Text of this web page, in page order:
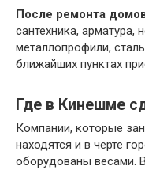
После ремонта
сантехника,
металлопрофили,
ближайших пунктах
Где в Кинешме
Компании, которые
находятся и в черте
оборудованы весами.